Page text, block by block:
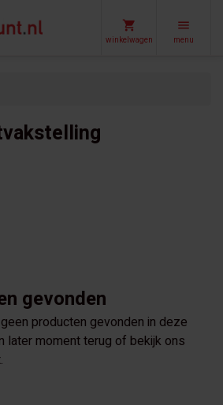
winkelwagen menu
gevonden
producten gevonden in deze
later moment terug of bekijk ons